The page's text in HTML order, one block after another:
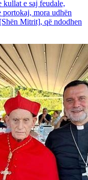
kullat e saj feudale,
portokaj, mora udhën
Mitrit], që ndodhen